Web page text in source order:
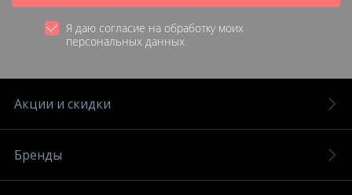
Я даю согласие на обработку моих
персональных данных
Акции и скидки
Бренды